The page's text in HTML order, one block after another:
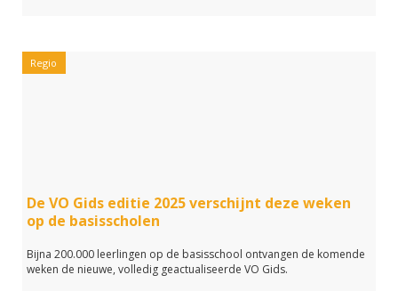
Regio
De VO Gids editie 2025 verschijnt deze weken
op de basisscholen
Bijna 200.000 leerlingen op de basisschool ontvangen de komende
weken de nieuwe, volledig geactualiseerde VO Gids.